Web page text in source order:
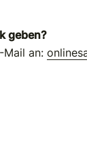
geben?
Mail an: